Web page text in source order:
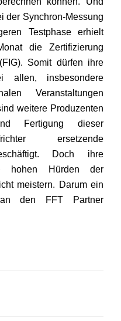
der Synchron-Messung
Testphase erhielt
die Zertifizierung
Somit dürfen ihre
allen, insbesondere
Veranstaltungen
weitere Produzenten
Fertigung dieser
ersetzende
Doch ihre
hohen Hürden der
meistern. Darum ein
an den FFT Partner